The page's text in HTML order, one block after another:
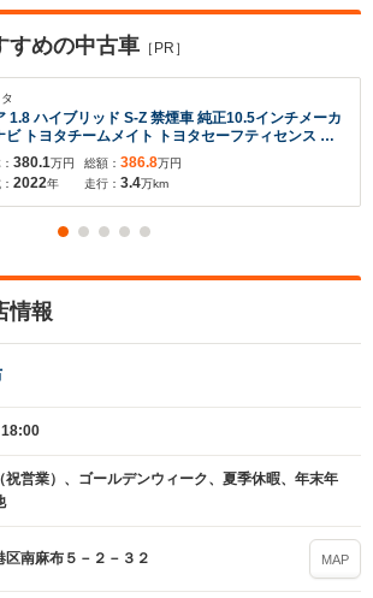
すめの中古車 ［PR］
1.8 ハイブリッド S-Z 禁煙車 純正10.5インチメーカ
ビ トヨタチームメイト トヨタセーフティセンス ユ
ーサルステップ クルーズコントロール 両側パワース
ドドア 100V電源 シートヒーター ETC2.0 ドライブ
ーダー
380.1万円
2022年
総額： 386.8万円
走行： 3.4万km
情報
祝営業）、ゴールデンウィーク、夏季休暇、年末年
区南麻布５－２－３２ MAP